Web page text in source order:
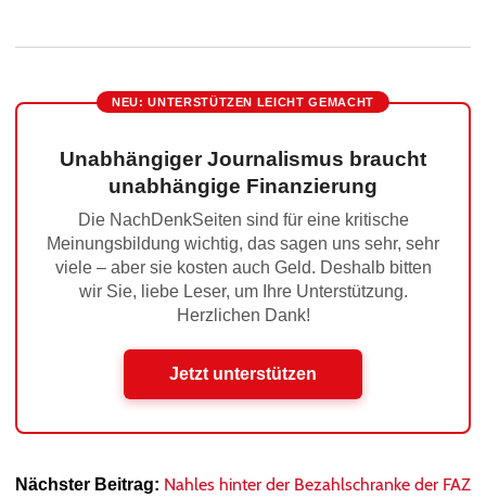
NEU: UNTERSTÜTZEN LEICHT GEMACHT
Unabhängiger Journalismus braucht
unabhängige Finanzierung
Die NachDenkSeiten sind für eine kritische
Meinungsbildung wichtig, das sagen uns sehr, sehr
viele – aber sie kosten auch Geld. Deshalb bitten
wir Sie, liebe Leser, um Ihre Unterstützung.
Herzlichen Dank!
Jetzt unterstützen
Nächster Beitrag: Nahles hinter der Bezahlschranke der FAZ